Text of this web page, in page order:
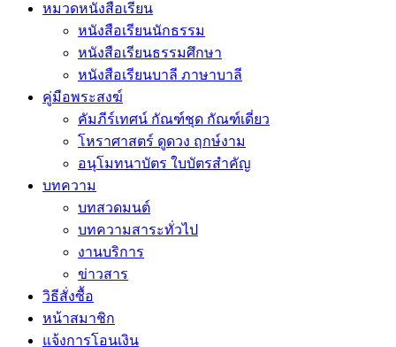
หมวดหนังสือเรียน
หนังสือเรียนนักธรรม
หนังสือเรียนธรรมศึกษา
หนังสือเรียนบาลี ภาษาบาลี
คู่มือพระสงฆ์
คัมภีร์เทศน์ กัณฑ์ชุด กัณฑ์เดี่ยว
โหราศาสตร์ ดูดวง ฤกษ์งาม
อนุโมทนาบัตร ใบบัตรสำคัญ
บทความ
บทสวดมนต์
บทความสาระทั่วไป
งานบริการ
ข่าวสาร
วิธีสั่งซื้อ
หน้าสมาชิก
แจ้งการโอนเงิน